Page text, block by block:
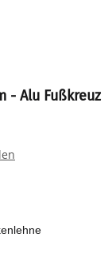
- Alu Fußkreuz